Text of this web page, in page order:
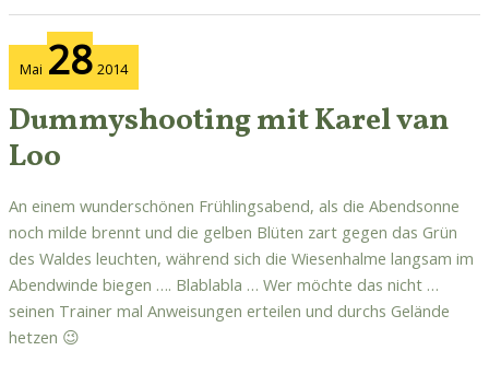
Mai 28 2014
Dummyshooting mit Karel van
Loo
An einem wunderschönen Frühlingsabend, als die Abendsonne
noch milde brennt und die gelben Blüten zart gegen das Grün
des Waldes leuchten, während sich die Wiesenhalme langsam im
Abendwinde biegen …. Blablabla … Wer möchte das nicht …
seinen Trainer mal Anweisungen erteilen und durchs Gelände
hetzen 😉
Dummyshooting
Karel
van
Loo